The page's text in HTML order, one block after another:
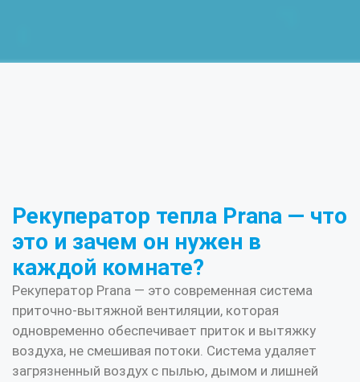
Рекуператор тепла Prana — что
это и зачем он нужен в
каждой комнате?
Рекуператор Prana — это современная система
приточно-вытяжной вентиляции, которая
одновременно обеспечивает приток и вытяжку
воздуха, не смешивая потоки. Система удаляет
загрязненный воздух с пылью, дымом и лишней